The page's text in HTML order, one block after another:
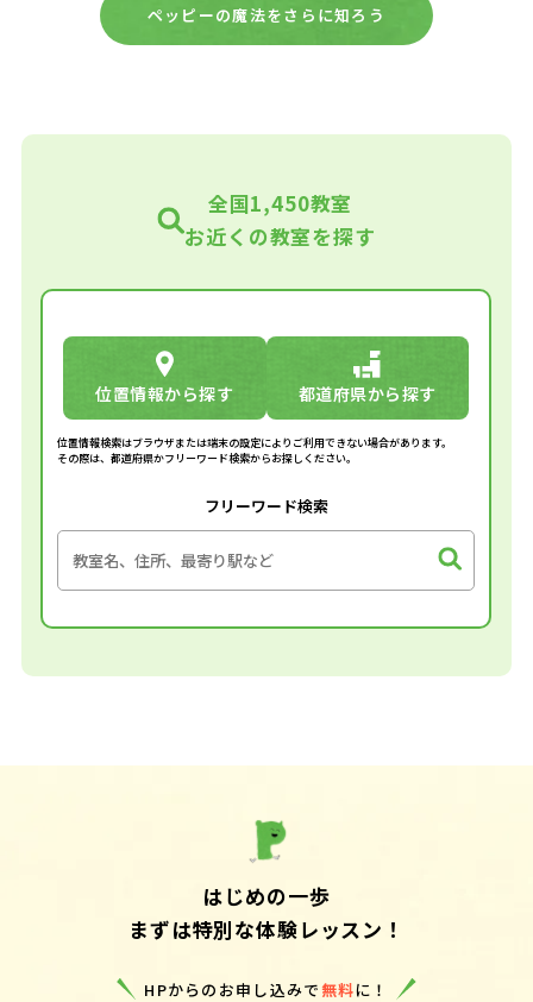
ペッピーの魔法をさらに知ろう
全国1,450教室
お近くの教室を探す
位置情報から探す 都道府県から探す
位置情報検索はブラウザまたは端末の設定によりご利用できない場合があります。
その際は、都道府県かフリーワード検索からお探しください。
フリーワード検索
はじめの一歩
まずは特別な体験レッスン！
HPからのお申し込みで無料に！